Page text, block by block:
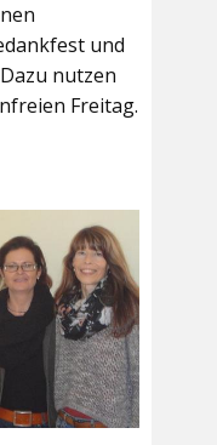
und
nutzen
Freitag.